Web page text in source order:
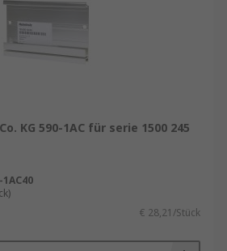
KG 590-1AC für serie 1500 245
€ 28,21/Stück